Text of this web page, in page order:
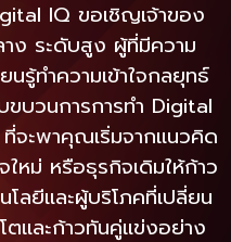
IQ ขอเชิญเจ้าของ
ง ระดับสูง ผู้ที่มีความ
ทำความเข้าใจกลยุทธ์
บวนการการทำ Digital
จะพาคุณเริ่มจากแนวคิด
หม่ หรือธุรกิจเดิมให้ก้าว
ลยีและผู้บริโภคที่เปลี่ยน
และก้าวทันคู่แข่งอย่าง